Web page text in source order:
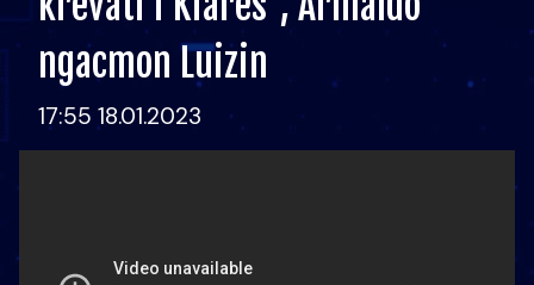
ngacmon Luizin
17:55 18.01.2023